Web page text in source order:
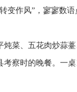
变作风”，寥寥数
菜、五花肉炒蒜
考察时的晚餐。一桌